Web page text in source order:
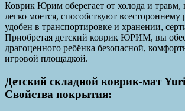
Коврик Юрим оберегает от холода и травм,
легко моется, способствуют всестороннему
удобен в транспортировке и хранении,
Приобретая детский коврик ЮРИМ, вы
драгоценного ребёнка безопасной,
игровой площадкой.
Детский складной коврик-мат
Свойства покрытия: